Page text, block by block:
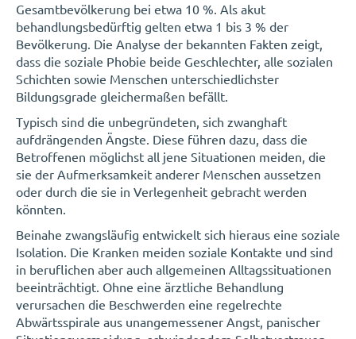
Gesamtbevölkerung bei etwa 10 %. Als akut
behandlungsbedürftig gelten etwa 1 bis 3 % der
Bevölkerung. Die Analyse der bekannten Fakten zeigt,
dass die soziale Phobie beide Geschlechter, alle sozialen
Schichten sowie Menschen unterschiedlichster
Bildungsgrade gleichermaßen befällt.
Typisch sind die unbegründeten, sich zwanghaft
aufdrängenden Ängste. Diese führen dazu, dass die
Betroffenen möglichst all jene Situationen meiden, die
sie der Aufmerksamkeit anderer Menschen aussetzen
oder durch die sie in Verlegenheit gebracht werden
könnten.
Beinahe zwangsläufig entwickelt sich hieraus eine soziale
Isolation. Die Kranken meiden soziale Kontakte und sind
in beruflichen aber auch allgemeinen Alltagssituationen
beeinträchtigt. Ohne eine ärztliche Behandlung
verursachen die Beschwerden eine regelrechte
Abwärtsspirale aus unangemessener Angst, panischer